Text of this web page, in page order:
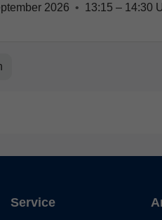
2026 • 13:15 – 14:30
Service